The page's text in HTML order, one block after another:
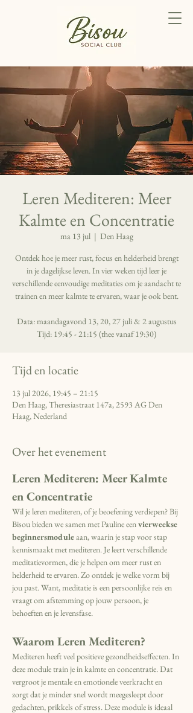
Leren Mediteren: Meer
Kalmte en Concentratie
ma 13 jul
  |
Den Haag
Ontdek hoe je meer rust, focus en helderheid brengt
in je dagelijkse leven. In vier weken tijd leer je
verschillende eenvoudige meditaties om je aandacht te
trainen en meer kalmte te ervaren, waar je ook bent.
Data: maandagavond 13, 20, 27 juli & 2 augustus
Tijd: 19:45 - 21:15 (thee vanaf 19:30)
Tijd en locatie
13 jul 2026, 19:45 – 21:15
Den Haag, Theresiastraat 147a, 2593 AG Den
Haag, Nederland
Over het evenement
Leren Mediteren: Meer Kalmte
en Concentratie
Wil je leren mediteren, of je beoefening verdiepen? Bij
Bisou bieden we samen met Pauline een vierweekse
beginnersmodule aan, waarin je stap voor stap
kennismaakt met mediteren. Je leert verschillende
meditatievormen, die je helpen om meer rust en
helderheid te ervaren. Zo ontdek je welke vorm bij
jou past. Want, meditatie is een persoonlijke reis en
vraagt om afstemming op jouw persoon, je
behoeften en je levensfase.
Waarom Leren Mediteren?
Mediteren heeft veel positieve gezondheidseffecten. In
deze module train je in kalmte en concentratie. Dat
vergroot je mentale en emotionele veerkracht en
zorgt dat je minder snel wordt meegesleept door
gedachten, prikkels of stress. Deze module is ideaal